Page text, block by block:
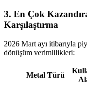
3. En Çok
Karşılaştırma
2026 Mart ayı itibarıyla
dönüşüm verimlilikleri:
Metal Türü